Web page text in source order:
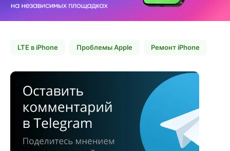
LTE в iPhone Проблемы Apple Ремонт iPhone